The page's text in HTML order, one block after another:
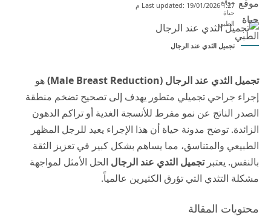
Last updated: 19/01/2026 1:27 م
تجميل الثدي عند الرجال
تجميل الثدي عند الرجال (Male Breast Reduction)
هو
إجراء جراحي تجميلي متطور يهدف إلى تصحيح تضخم منطقة
الصدر الناتج عن نمو مفرط للأنسجة الغدية أو تراكم الدهون
الزائدة. توضح مدونة حياة أن هذا الإجراء يعيد للرجل المظهر
الطبيعي والمتناسق، مما يساهم بشكل كبير في تعزيز الثقة
بالنفس. يعتبرتجميل الثدي عند الرجال الحل الأمثل لمواجهة
مشكلة التثدي التي تؤرق الكثيرين عالمياً.
محتويات المقالة